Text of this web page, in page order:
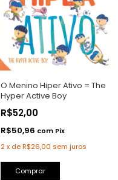
O Menino Hiper Ativo = The
Hyper Active Boy
R$52,00
R$50,96 com Pix
2x deR$26,00 sem juros